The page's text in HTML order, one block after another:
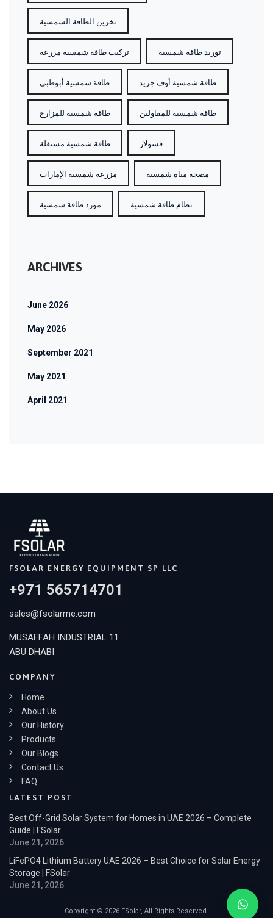
تخزين الطاقة الشمسية
تركيب طاقة شمسية مزرعة توريد طاقة شمسية
طاقة شمسية أبوظبي طاقة شمسية أوف جريد
طاقة شمسية للمزارع طاقة شمسية للمقاولين
طاقة شمسية مستقلة فسولار
مزرعة شمسية الإمارات مضخة مياه شمسية
مورد طاقة شمسية نظام طاقة شمسية
ARCHIVES
June 2026
May 2026
September 2021
May 2021
April 2021
FSOLAR ENERGY EQUIPMENT SP LLC
+971 565714701
sales@fsolarme.com
MUSAFFAH INDUSTRIAL 11
ABU DHABI
COMPANY
Home
About Us
Our History
Products
Our Blogs
Contact Us
FAQ
LATEST POST
Best Off-Grid Solar System for Homes in UAE 2026 – Complete
Guide | FSolar
June 21, 2026
LiFePO4 Lithium Battery UAE 2026 – Best Choice for Solar Energy
Storage | FSolar
June 21, 2026
Copyright © 2026 FSolar, All Rights Reserved.